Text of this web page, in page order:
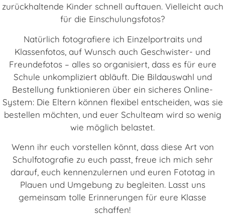
zurückhaltende Kinder schnell auftauen. Vielleicht auch
für die Einschulungsfotos?
Natürlich fotografiere ich Einzelportraits und
Klassenfotos, auf Wunsch auch Geschwister- und
Freundefotos – alles so organisiert, dass es für eure
Schule unkompliziert abläuft. Die Bildauswahl und
Bestellung funktionieren über ein sicheres Online-
System: Die Eltern können flexibel entscheiden, was sie
bestellen möchten, und euer Schulteam wird so wenig
wie möglich belastet.
Wenn ihr euch vorstellen könnt, dass diese Art von
Schulfotografie zu euch passt, freue ich mich sehr
darauf, euch kennenzulernen und euren Fototag in
Plauen und Umgebung zu begleiten. Lasst uns
gemeinsam tolle Erinnerungen für eure Klasse
schaffen!